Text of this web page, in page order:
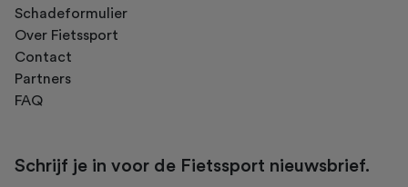
Schadeformulier
Over Fietssport
Contact
Partners
FAQ
Schrijf je in voor de Fietssport nieuwsbrief.